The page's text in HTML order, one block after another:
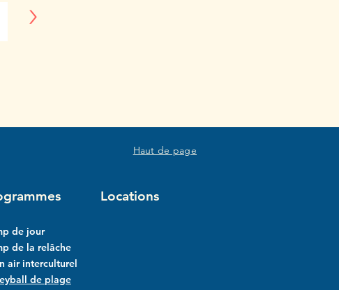
>
Haut de page
de jour
de la relâche
air interculturel
de plage
Locations